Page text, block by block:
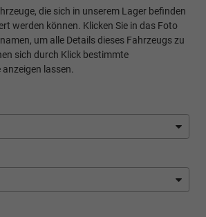
die sich in unserem Lager befinden
werden können. Klicken Sie in das Foto
um alle Details dieses Fahrzeugs zu
sich durch Klick bestimmte
lassen.